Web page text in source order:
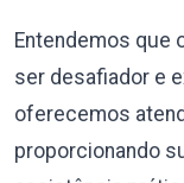
Entendemos que
ser desafiador e
oferecemos
proporcionando